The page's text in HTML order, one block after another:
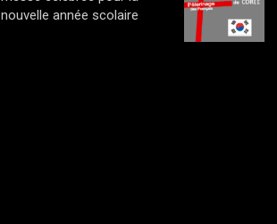
nouvelle année scolaire